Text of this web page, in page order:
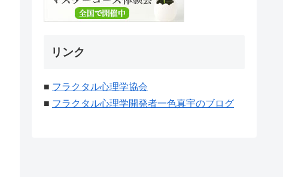
リンク
■ フラクタル心理学協会
■ フラクタル心理学開発者一色真宇のブログ